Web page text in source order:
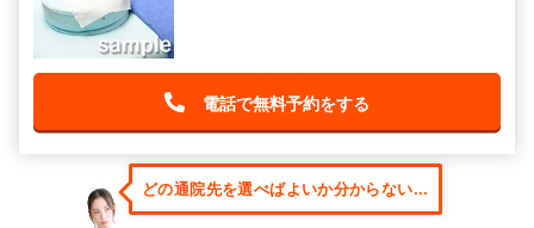
電話で無料予約をする
どの通院先を選べばよいか分からない...